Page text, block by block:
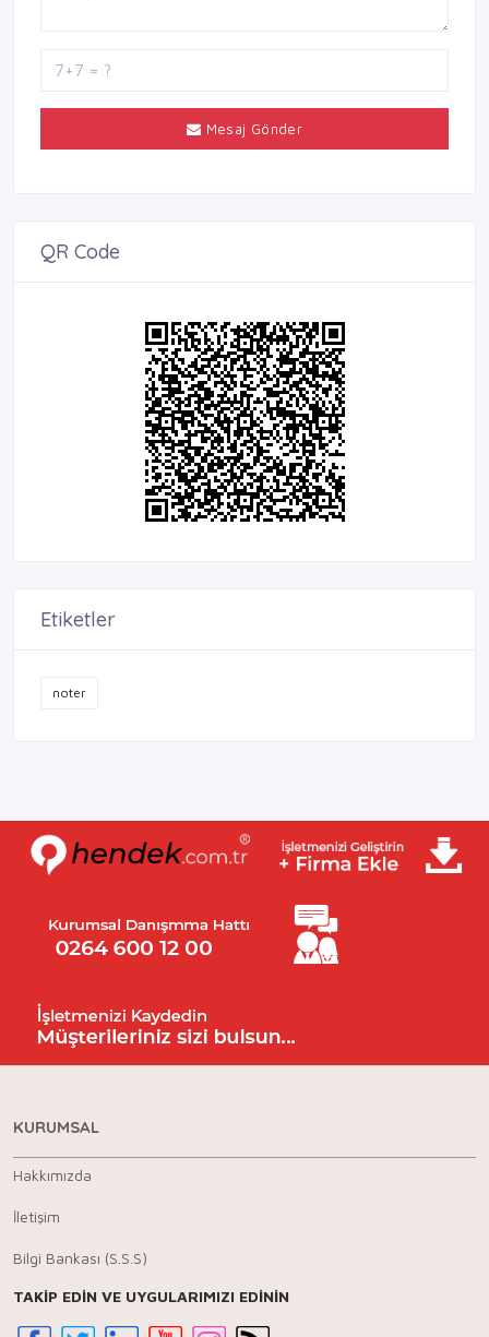
Mesaj Gönder
QR Code
Etiketler
noter
KURUMSAL
Hakkımızda
İletişim
Bilgi Bankası (S.S.S)
TAKİP EDİN VE UYGULARIMIZI EDİNİN